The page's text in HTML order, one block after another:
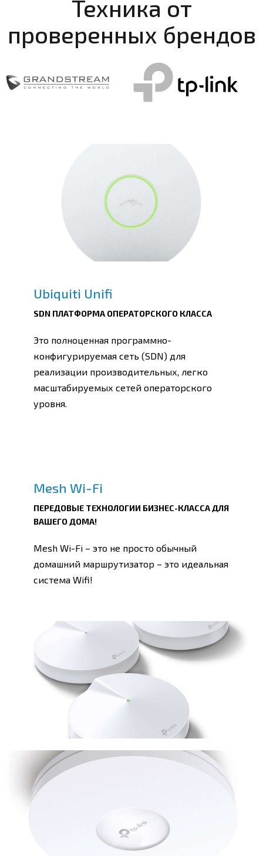
Техника от
проверенных брендов
Ubiquiti Unifi
SDN ПЛАТФОРМА ОПЕРАТОРСКОГО КЛАССА
Это полноценная программно-
конфигурируемая сеть (SDN) для
реализации производительных, легко
масштабируемых сетей операторского
уровня.
Mesh Wi-Fi
ПЕРЕДОВЫЕ ТЕХНОЛОГИИ БИЗНЕС-КЛАССА ДЛЯ
ВАШЕГО ДОМА!
Mesh Wi-Fi – это не просто обычный
домашний маршрутизатор – это идеальная
система Wifi!